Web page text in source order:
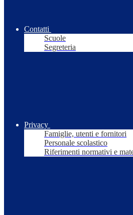
Contatti
Scuole
Segreteria
Privacy
Famiglie, utenti e fornitori
Personale scolastico
Riferimenti normativi e